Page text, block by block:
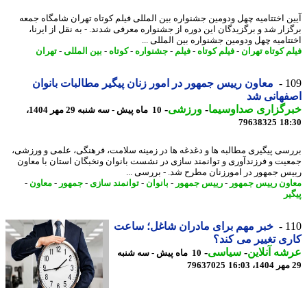
اختتامیه چهل ودومین جشنواره بین المللی فیلم کوتاه تهران شامگاه جمعه
شد و برگزیدگان این دوره از جشنواره معرفی شدند. - به نقل از ایرنا،
چهل ودومین جشنواره بین المللی ...
کوتاه تهران- فیلم کوتاه-فیلم -جشنواره- کوتاه-بین المللی-تهران
معاون رییس جمهور در امور زنان پیگیر مطالبات بانوان
شد
صداوسیما-ورزشی-
10 ماه پیش - سه شنبه 29 مهر 1404،
79638325
پیگیری مطالبه ها و دغدغه ها در زمینه سلامت، فرهنگی، علمی و ورزشی،
و فرزندآوری و توانمند سازی در نشست بانوان ونخبگان استان با معاون
جمهور در امورزنان مطرح شد. - بررسی ...
رییس جمهور-رییس جمهور-بانوان- توانمند سازی- جمهور-معاون-
خبر مهم برای مادران شاغل؛ ساعت
تغییر می کند؟
آنلاین-سیاسی-
10 ماه پیش - سه شنبه
79637025